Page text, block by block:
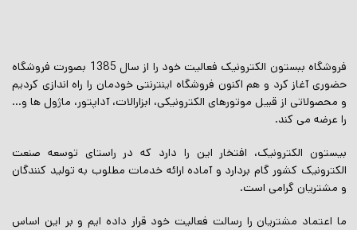
فروشگاه ببستون الکترونیک فعالیت خود را از سال 1385 بصورت فروشگاه
حضوری آغاز کرد و هم اکنون فروشگاه اینترنتی خودمان را راه اندازی کردیم
و محصولاتی از قبیل موتورهای الکترونیکی، ابزارالات، آداپتور، ماژول ها و…
را عرضه می کند.
بیستون الکترونیک، افتخار این را دارد که در راستای توسعه صنعت
الکترونیک کشور گام بردارد و آماده ارائه خدمات مطلوب به تولید کنندگان
و مشتریان گرامی است.
ما اعتماد مشتریان را رسالت فعالیت خود قرار داده ایم و بر این اساس